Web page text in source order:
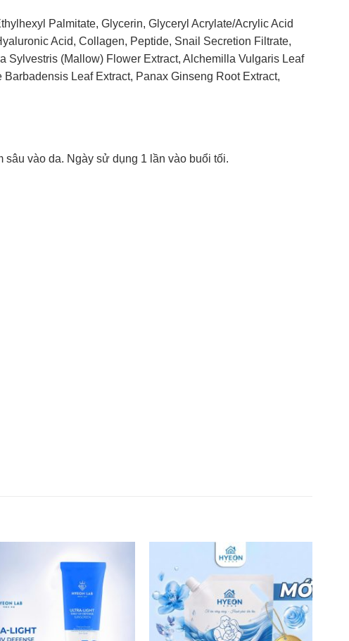
Palmitate, Glycerin, Glyceryl Acrylate/Acrylic Acid
Acid, Collagen, Peptide, Snail Secretion Filtrate,
Sylvestris (Mallow) Flower Extract, Alchemilla Vulgaris Leaf
Leaf Extract, Panax Ginseng Root Extract,
vào da. Ngày sử dụng 1 lần vào buổi tối.